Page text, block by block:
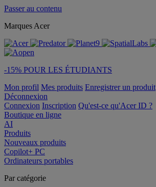
Passer au contenu
Marques Acer
-15% POUR LES ÉTUDIANTS
Mon profil Mes produits Enregistrer un produit
Déconnexion
Connexion Inscription Qu'est-ce qu'Acer ID ?
Boutique en ligne
AI
Produits
Nouveaux produits
Copilot+ PC
Ordinateurs portables
Par catégorie